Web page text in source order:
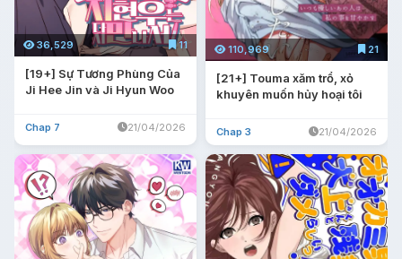
36,529 11
[19+] Sự Tương Phùng Của
Ji Hee Jin và Ji Hyun Woo
Chap 7 21/04/2026
110,969 21
[21+] Touma xăm trổ, xỏ
khuyên muốn hủy hoại tôi
Chap 3 21/04/2026